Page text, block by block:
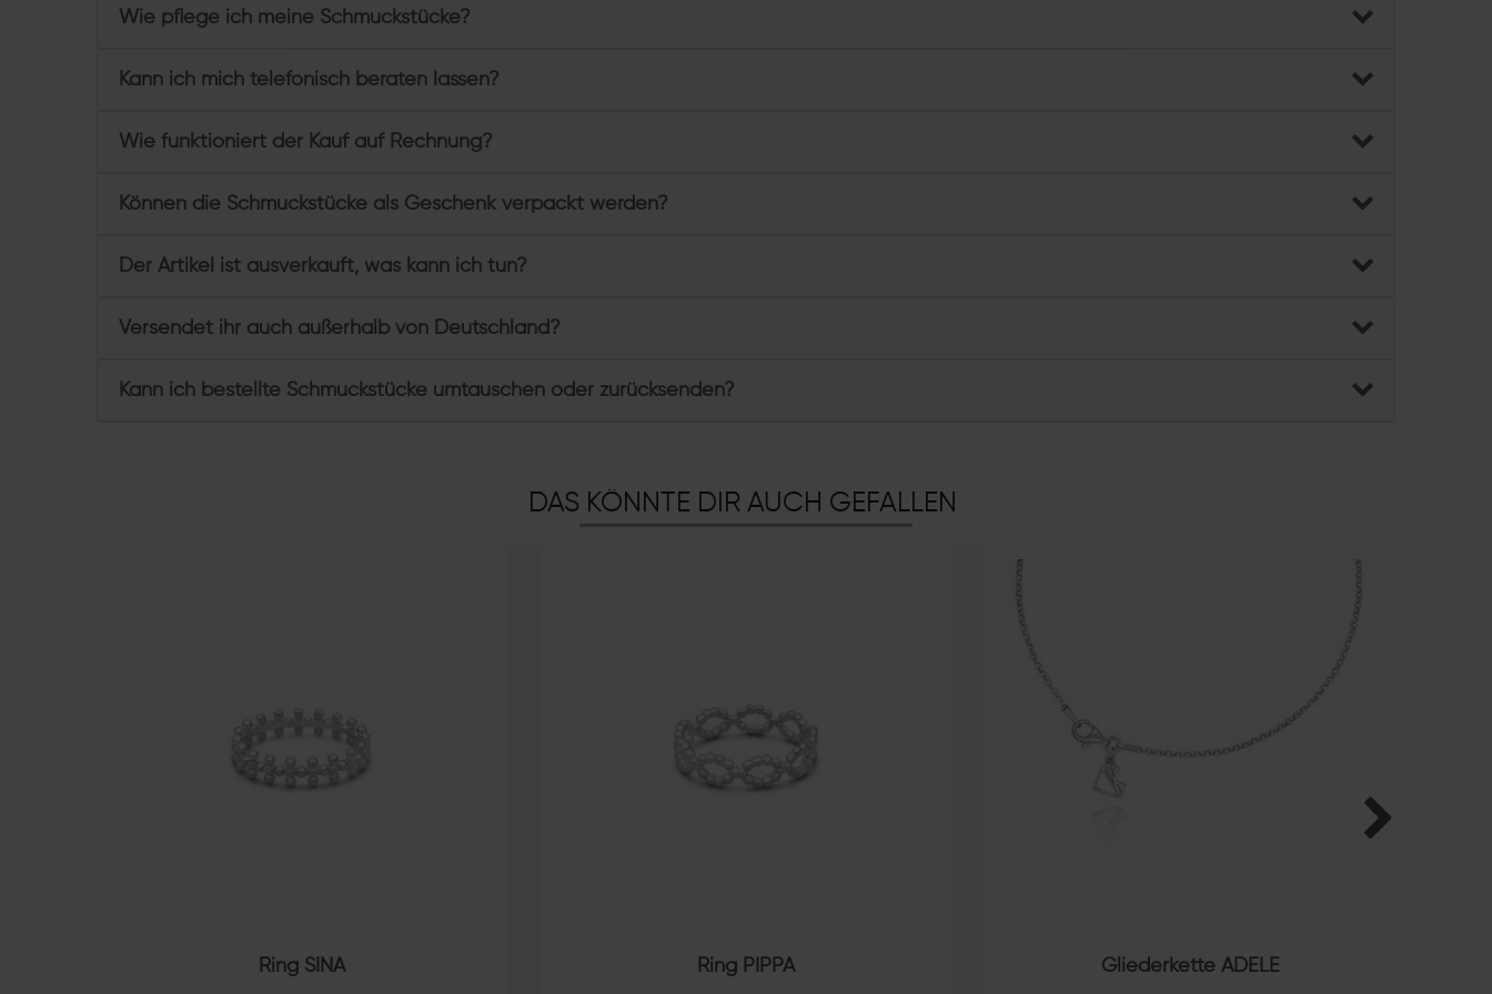
Wie pflege ich meine Schmuckstücke?
Kann ich mich telefonisch beraten lassen?
Wie funktioniert der Kauf auf Rechnung?
Können die Schmuckstücke als Geschenk verpackt werden?
Der Artikel ist ausverkauft, was kann ich tun?
Versendet ihr auch außerhalb von Deutschland?
Kann ich bestellte Schmuckstücke umtauschen oder zurücksenden?
DAS KÖNNTE DIR AUCH GEFALLEN
Ring SINA Ring PIPPA Gliederkette ADELE